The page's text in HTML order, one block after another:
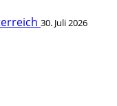
30. Juli 2026